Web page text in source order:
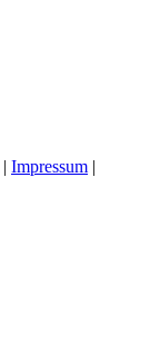
| Impressum |